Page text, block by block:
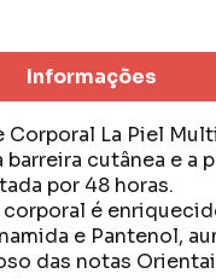
Informações
La Piel
barreira cutânea e
por 48 horas.
é
e Pantenol,
das notas